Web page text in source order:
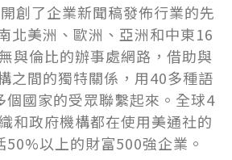
創了企業新聞稿發佈行業的先
北美洲、歐洲、亞洲和中東16
與倫比的辦事處網路，借助與
之間的獨特關係，用40多種語
個國家的受眾聯繫起來。全球4
和政府機構都在使用美通社的
50%以上的財富500強企業。